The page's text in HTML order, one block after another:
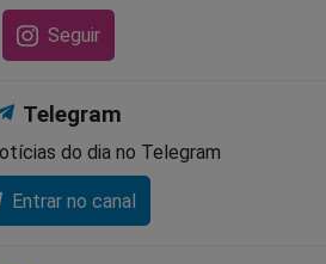
Seguir
Telegram
do dia no Telegram
Entrar no canal